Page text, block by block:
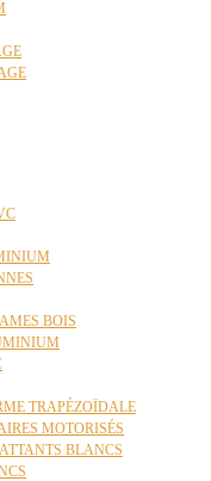
BOIS
TRAPÉZOÏDALE
MOTORISÉS
BLANCS